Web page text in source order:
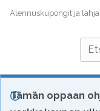
Alennuskupongit ja
Tämän oppaan